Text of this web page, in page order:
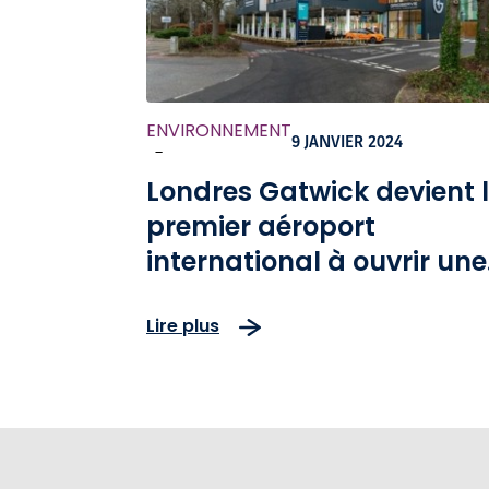
ENVIRONNEMENT
-
9 JANVIER 2024
Londres Gatwick devient
premier aéroport
international à ouvrir une
aux véhicules électriques -
Lire plus